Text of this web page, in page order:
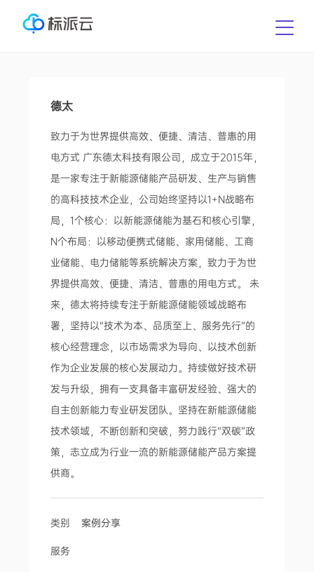
德太
致力于为世界提供高效、便捷、清洁、普惠的用
电方式 广东德太科技有限公司，成立于2015年，
是一家专注于新能源储能产品研发、生产与销售
的高科技技术企业，公司始终坚持以1+N战略布
局，1个核心：以新能源储能为基石和核心引擎，
N个布局：以移动便携式储能、家用储能、工商
业储能、电力储能等系统解决方案，致力于为世
界提供高效、便捷、清洁、普惠的用电方式。 未
来，德太将持续专注于新能源储能领域战略布
署，坚持以“技术为本、品质至上、服务先行”的
核心经营理念，以市场需求为导向、以技术创新
作为企业发展的核心发展动力。持续做好技术研
发与升级，拥有一支具备丰富研发经验、强大的
自主创新能力专业研发团队。坚持在新能源储能
技术领域，不断创新和突破，努力践行“双碳”政
策，志立成为行业一流的新能源储能产品方案提
供商。
类别案例分享
服务